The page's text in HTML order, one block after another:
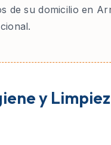
de su domicilio en
y